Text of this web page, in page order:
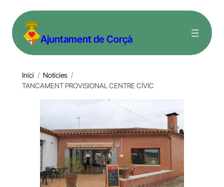
contingut Ajuntament de Corçà
Inici / Notícies /
TANCAMENT PROVISIONAL CENTRE CÍVIC